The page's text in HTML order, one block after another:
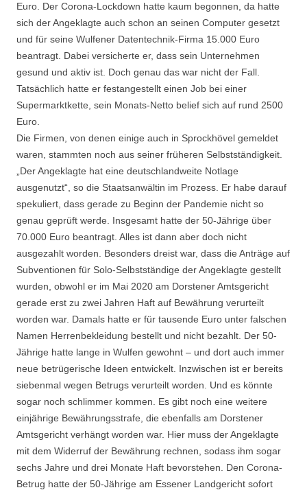
Euro. Der Corona-Lockdown hatte kaum begonnen, da hatte
sich der Angeklagte auch schon an seinen Computer gesetzt
und für seine Wulfener Datentechnik-Firma 15.000 Euro
beantragt. Dabei versicherte er, dass sein Unternehmen
gesund und aktiv ist. Doch genau das war nicht der Fall.
Tatsächlich hatte er festangestellt einen Job bei einer
Supermarktkette, sein Monats-Netto belief sich auf rund 2500
Euro.
Die Firmen, von denen einige auch in Sprockhövel gemeldet
waren, stammten noch aus seiner früheren Selbstständigkeit.
„Der Angeklagte hat eine deutschlandweite Notlage
ausgenutzt“, so die Staatsanwältin im Prozess. Er habe darauf
spekuliert, dass gerade zu Beginn der Pandemie nicht so
genau geprüft werde. Insgesamt hatte der 50-Jährige über
70.000 Euro beantragt. Alles ist dann aber doch nicht
ausgezahlt worden. Besonders dreist war, dass die Anträge auf
Subventionen für Solo-Selbstständige der Angeklagte gestellt
wurden, obwohl er im Mai 2020 am Dorstener Amtsgericht
gerade erst zu zwei Jahren Haft auf Bewährung verurteilt
worden war. Damals hatte er für tausende Euro unter falschen
Namen Herrenbekleidung bestellt und nicht bezahlt. Der 50-
Jährige hatte lange in Wulfen gewohnt – und dort auch immer
neue betrügerische Ideen entwickelt. Inzwischen ist er bereits
siebenmal wegen Betrugs verurteilt worden. Und es könnte
sogar noch schlimmer kommen. Es gibt noch eine weitere
einjährige Bewährungsstrafe, die ebenfalls am Dorstener
Amtsgericht verhängt worden war. Hier muss der Angeklagte
mit dem Widerruf der Bewährung rechnen, sodass ihm sogar
sechs Jahre und drei Monate Haft bevorstehen. Den Corona-
Betrug hatte der 50-Jährige am Essener Landgericht sofort